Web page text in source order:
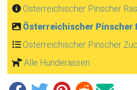
Österreichischer Pinscher
Österreichischer Pinscher
Österreichischer Pinscher
Alle Hunderassen